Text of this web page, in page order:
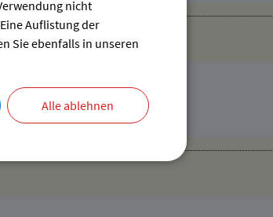
+ Sonderausstellung
nicht
Auflistung der
Sie ebenfalls in unseren
Alle ablehnen